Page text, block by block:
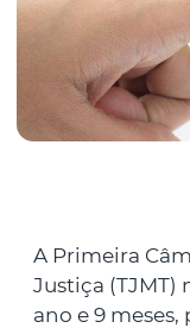
A Primeira
Justiça (TJMT)
ano e 9